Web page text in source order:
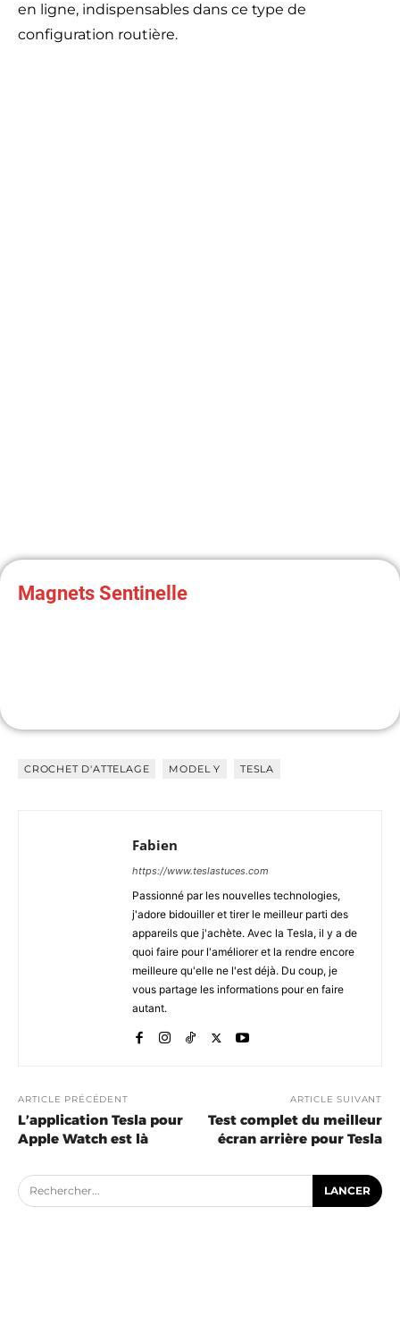
en ligne, indispensables dans ce type de
configuration routière.
Magnets Sentinelle
J'Y VAIS
CROCHET D'ATTELAGE MODEL Y TESLA
Fabien
https://www.teslastuces.com
Passionné par les nouvelles technologies,
j'adore bidouiller et tirer le meilleur parti des
appareils que j'achète. Avec la Tesla, il y a de
quoi faire pour l'améliorer et la rendre encore
meilleure qu'elle ne l'est déjà. Du coup, je
vous partage les informations pour en faire
autant.
ARTICLE PRÉCÉDENT
L’application Tesla pour
Apple Watch est là
ARTICLE SUIVANT
Test complet du meilleur
écran arrière pour Tesla
Rechercher... LANCER